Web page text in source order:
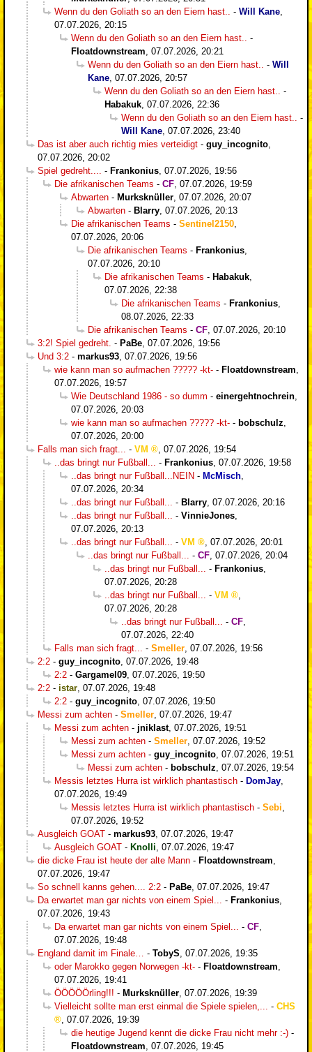
Wenn du den Goliath so an den Eiern hast..
- Will Kane
07.07.2026, 20:15
Wenn du den Goliath so an den Eiern hast..
-
Floatdownstream 07.07.2026, 20:21
Wenn du den Goliath so an den Eiern hast..
- Will
Kane 07.07.2026, 20:57
Wenn du den Goliath so an den Eiern hast..
-
Habakuk 07.07.2026, 22:36
Wenn du den Goliath so an den Eiern hast..
-
Will Kane 07.07.2026, 23:40
Das ist aber auch richtig mies verteidigt - guy_incognito
07.07.2026, 20:02
Spiel gedreht....
- Frankonius 07.07.2026, 19:56
Die afrikanischen Teams - CF 07.07.2026, 19:59
Abwarten - Murksknüller 07.07.2026, 20:07
Abwarten - Blarry 07.07.2026, 20:13
Die afrikanischen Teams - Sentinel2150
07.07.2026, 20:06
Die afrikanischen Teams - Frankonius
07.07.2026, 20:10
Die afrikanischen Teams - Habakuk
07.07.2026, 22:38
Die afrikanischen Teams - Frankonius
08.07.2026, 22:33
Die afrikanischen Teams - CF 07.07.2026, 20:10
3:2! Spiel gedreht. - PaBe 07.07.2026, 19:56
Und 3:2 - markus93 07.07.2026, 19:56
wie kann man so aufmachen ????? -kt- - Floatdownstream
07.07.2026, 19:57
Wie Deutschland 1986 - so dumm - einergehtnochrein
07.07.2026, 20:03
wie kann man so aufmachen ????? -kt- - bobschulz
07.07.2026, 20:00
Falls man sich fragt...
- VM
07.07.2026, 19:54
..das bringt nur Fußball...
- Frankonius 07.07.2026, 19:58
..das bringt nur Fußball...NEIN - McMisch
07.07.2026, 20:34
..das bringt nur Fußball...
- Blarry 07.07.2026, 20:16
..das bringt nur Fußball...
- VinnieJones
07.07.2026, 20:13
..das bringt nur Fußball...
- VM
07.07.2026, 20:01
..das bringt nur Fußball...
- CF 07.07.2026, 20:04
..das bringt nur Fußball...
- Frankonius
07.07.2026, 20:28
..das bringt nur Fußball...
- VM
07.07.2026, 20:28
..das bringt nur Fußball...
- CF
07.07.2026, 22:40
Falls man sich fragt...
- Smeller 07.07.2026, 19:56
2:2 - guy_incognito 07.07.2026, 19:48
2:2 - Gargamel09 07.07.2026, 19:50
2:2 - istar 07.07.2026, 19:48
2:2 - guy_incognito 07.07.2026, 19:50
Messi zum achten - Smeller 07.07.2026, 19:47
Messi zum achten - jniklast, 07.07.2026, 19:51
Messi zum achten - Smeller 07.07.2026, 19:52
Messi zum achten - guy_incognito 07.07.2026, 19:51
Messi zum achten - bobschulz 07.07.2026, 19:54
Messis letztes Hurra ist wirklich phantastisch - DomJay
07.07.2026, 19:49
Messis letztes Hurra ist wirklich phantastisch - Sebi
07.07.2026, 19:52
Ausgleich GOAT - markus93 07.07.2026, 19:47
Ausgleich GOAT - Knolli 07.07.2026, 19:47
die dicke Frau ist heute der alte Mann - Floatdownstream
07.07.2026, 19:47
So schnell kanns gehen.... 2:2 - PaBe 07.07.2026, 19:47
Da erwartet man gar nichts von einem Spiel...
- Frankonius
07.07.2026, 19:43
Da erwartet man gar nichts von einem Spiel...
- CF
07.07.2026, 19:48
England damit im Finale…
- TobyS 07.07.2026, 19:35
oder Marokko gegen Norwegen -kt- - Floatdownstream
07.07.2026, 19:41
ÖÖÖÖÖrling!!! - Murksknüller 07.07.2026, 19:39
Vielleicht sollte man erst einmal die Spiele spielen,...
- CHS
07.07.2026, 19:39
die heutige Jugend kennt die dicke Frau nicht mehr :-) -
Floatdownstream 07.07.2026, 19:45